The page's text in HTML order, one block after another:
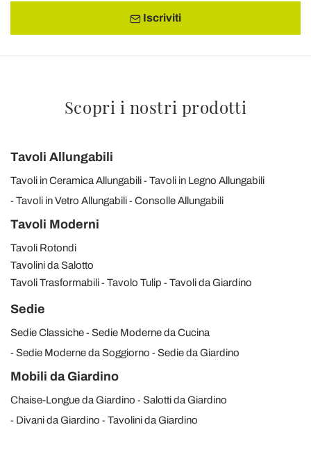
Iscriviti
Scopri i nostri prodotti
Tavoli Allungabili
Tavoli in Ceramica Allungabili
Tavoli in Legno Allungabili
Tavoli in Vetro Allungabili
Consolle Allungabili
Tavoli Moderni
Tavoli Rotondi
Tavolini da Salotto
Tavoli Trasformabili
Tavolo Tulip Tavoli da Giardino
Sedie
Sedie Classiche
Sedie Moderne da Cucina
Sedie Moderne da Soggiorno
Sedie da Giardino
Mobili da Giardino
Chaise-Longue da Giardino
Salotti da Giardino
Divani da Giardino
Tavolini da Giardino